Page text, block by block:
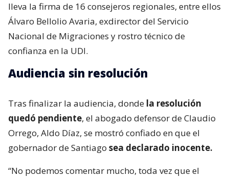
lleva la firma de 16 consejeros regionales, entre ellos
Álvaro Bellolio Avaria, exdirector del Servicio
Nacional de Migraciones y rostro técnico de
confianza en la UDI.
Audiencia sin resolución
Tras finalizar la audiencia, donde la resolución
quedó pendiente, el abogado defensor de Claudio
Orrego, Aldo Díaz, se mostró confiado en que el
gobernador de Santiago sea declarado inocente.
“No podemos comentar mucho, toda vez que el